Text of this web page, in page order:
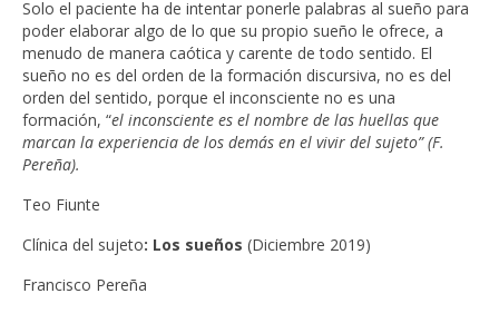
Solo el paciente ha de intentar ponerle palabras al sueño para
poder elaborar algo de lo que su propio sueño le ofrece, a
menudo de manera caótica y carente de todo sentido. El
sueño no es del orden de la formación discursiva, no es del
orden del sentido, porque el inconsciente no es una
formación, “el inconsciente es el nombre de las huellas que
marcan la experiencia de los demás en el vivir del sujeto” (F.
Pereña).
Teo Fiunte
Clínica del sujeto: Los sueños (Diciembre 2019)
Francisco Pereña